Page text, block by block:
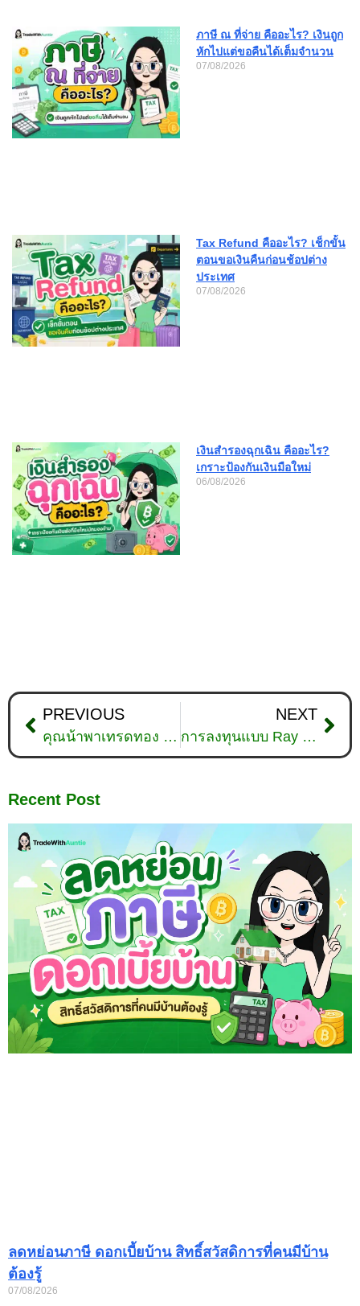
ภาษี ณ ที่จ่าย คืออะไร? เงินถูก
หักไปแต่ขอคืนได้เต็มจำนวน
07/08/2026
Tax Refund คืออะไร? เช็กขั้น
ตอนขอเงินคืนก่อนช้อปต่าง
ประเทศ
07/08/2026
เงินสำรองฉุกเฉิน คืออะไร?
เกราะป้องกันเงินมือใหม่
06/08/2026
PREVIOUS
คุณน้าพาเทรดทอง : วิเคราะห์ทองคำวันที่ 8 ธันวาคม 2565
NEXT
การลงทุนแบบ Ray Dalio ผู้จัดการมือทองของ Hedge Fund
Recent Post
ลดหย่อนภาษี ดอกเบี้ยบ้าน สิทธิ์สวัสดิการที่คนมีบ้าน
ต้องรู้
07/08/2026